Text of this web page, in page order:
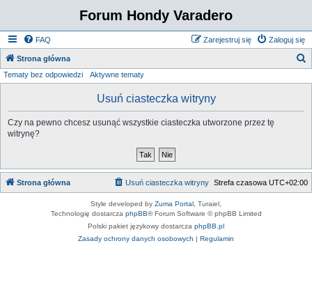
Forum Hondy Varadero
FAQ Zaloguj się
Zarejestruj się
Strona główna
Tematy bez odpowiedzi Aktywne tematy
Usuń ciasteczka witryny
Czy na pewno chcesz usunąć wszystkie ciasteczka utworzone przez tę
witrynę?
Strona główna Strefa czasowa UTC+02:00
Usuń ciasteczka witryny
Style developed by Zuma Portal , Turaiel,
Technologię dostarcza phpBB® Forum Software © phpBB Limited
Polski pakiet językowy dostarcza phpBB.pl
Zasady ochrony danych osobowych | Regulamin